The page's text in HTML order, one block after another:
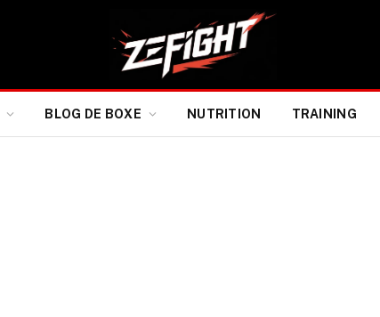
BLOG DE BOXE NUTRITION TRAINING